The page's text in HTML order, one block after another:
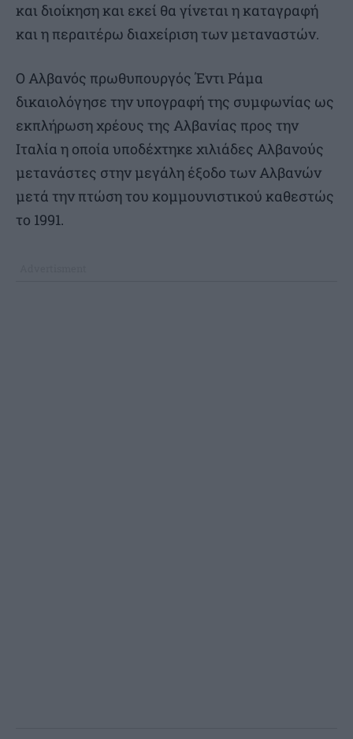
και διοίκηση και εκεί θα γίνεται η καταγραφή
και η περαιτέρω διαχείριση των μεταναστών.
Ο Αλβανός πρωθυπουργός Έντι Ράμα
δικαιολόγησε την υπογραφή της συμφωνίας ως
εκπλήρωση χρέους της Αλβανίας προς την
Ιταλία η οποία υποδέχτηκε χιλιάδες Αλβανούς
μετανάστες στην μεγάλη έξοδο των Αλβανών
μετά την πτώση του κομμουνιστικού καθεστώς
το 1991.